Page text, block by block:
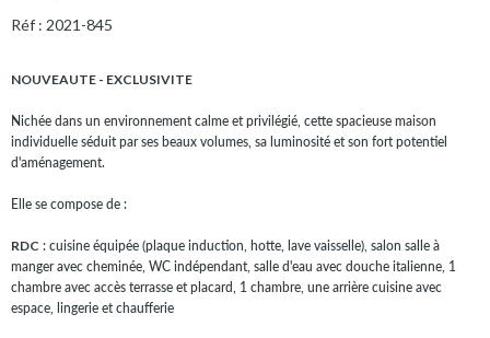
Réf : 2021-845
NOUVEAUTE - EXCLUSIVITE
Nichée dans un environnement calme et privilégié, cette spacieuse maison
individuelle séduit par ses beaux volumes, sa luminosité et son fort potentiel
d'aménagement.
Elle se compose de :
RDC : cuisine équipée (plaque induction, hotte, lave vaisselle), salon salle à
manger avec cheminée, WC indépendant, salle d'eau avec douche italienne, 1
chambre avec accès terrasse et placard, 1 chambre, une arrière cuisine avec
espace, lingerie et chaufferie